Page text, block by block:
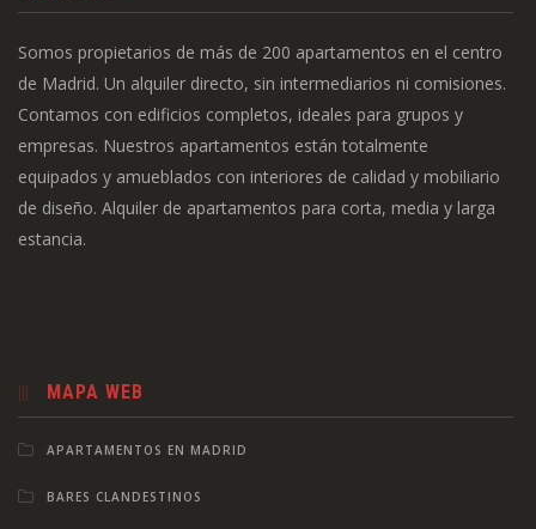
Somos propietarios de más de 200 apartamentos en el centro
de Madrid. Un alquiler directo, sin intermediarios ni comisiones.
Contamos con edificios completos, ideales para grupos y
empresas. Nuestros apartamentos están totalmente
equipados y amueblados con interiores de calidad y mobiliario
de diseño. Alquiler de apartamentos para corta, media y larga
estancia.
MAPA WEB
APARTAMENTOS EN MADRID
BARES CLANDESTINOS